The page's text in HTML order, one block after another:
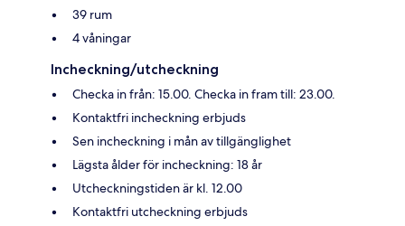
39 rum
4 våningar
Incheckning/utcheckning
Checka in från: 15.00. Checka in fram till: 23.00.
Kontaktfri incheckning erbjuds
Sen incheckning i mån av tillgänglighet
Lägsta ålder för incheckning: 18 år
Utcheckningstiden är kl. 12.00
Kontaktfri utcheckning erbjuds